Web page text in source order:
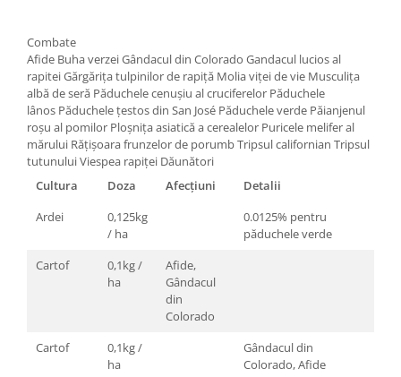
Combate
Afide Buha verzei Gândacul din Colorado Gandacul lucios al
rapitei Gărgărița tulpinilor de rapiță Molia viței de vie Musculița
albă de seră Păduchele cenuşiu al cruciferelor Păduchele
lânos Păduchele ţestos din San José Păduchele verde Păianjenul
roșu al pomilor Ploșnița asiatică a cerealelor Puricele melifer al
mărului Rățișoara frunzelor de porumb Tripsul californian Tripsul
tutunului Viespea rapiței Dăunători
Cultura
Doza Afecțiuni
Detalii
Ardei
0,125kg
/ ha
0.0125% pentru
păduchele verde
Cartof
0,1kg /
ha
Afide,
Gândacul
din
Colorado
Cartof
0,1kg /
ha
Gândacul din
Colorado, Afide